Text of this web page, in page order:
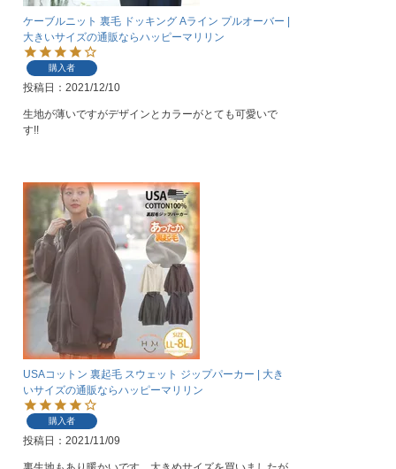
ケーブルニット 裏毛 ドッキング Aライン プルオーバー |
大きいサイズの通販ならハッピーマリリン
購入者
投稿日 2021/12/10
生地が薄いですがデザインとカラーがとても可愛いで
す!!
USAコットン 裏起毛 スウェット ジップパーカー | 大き
いサイズの通販ならハッピーマリリン
購入者
投稿日 2021/11/09